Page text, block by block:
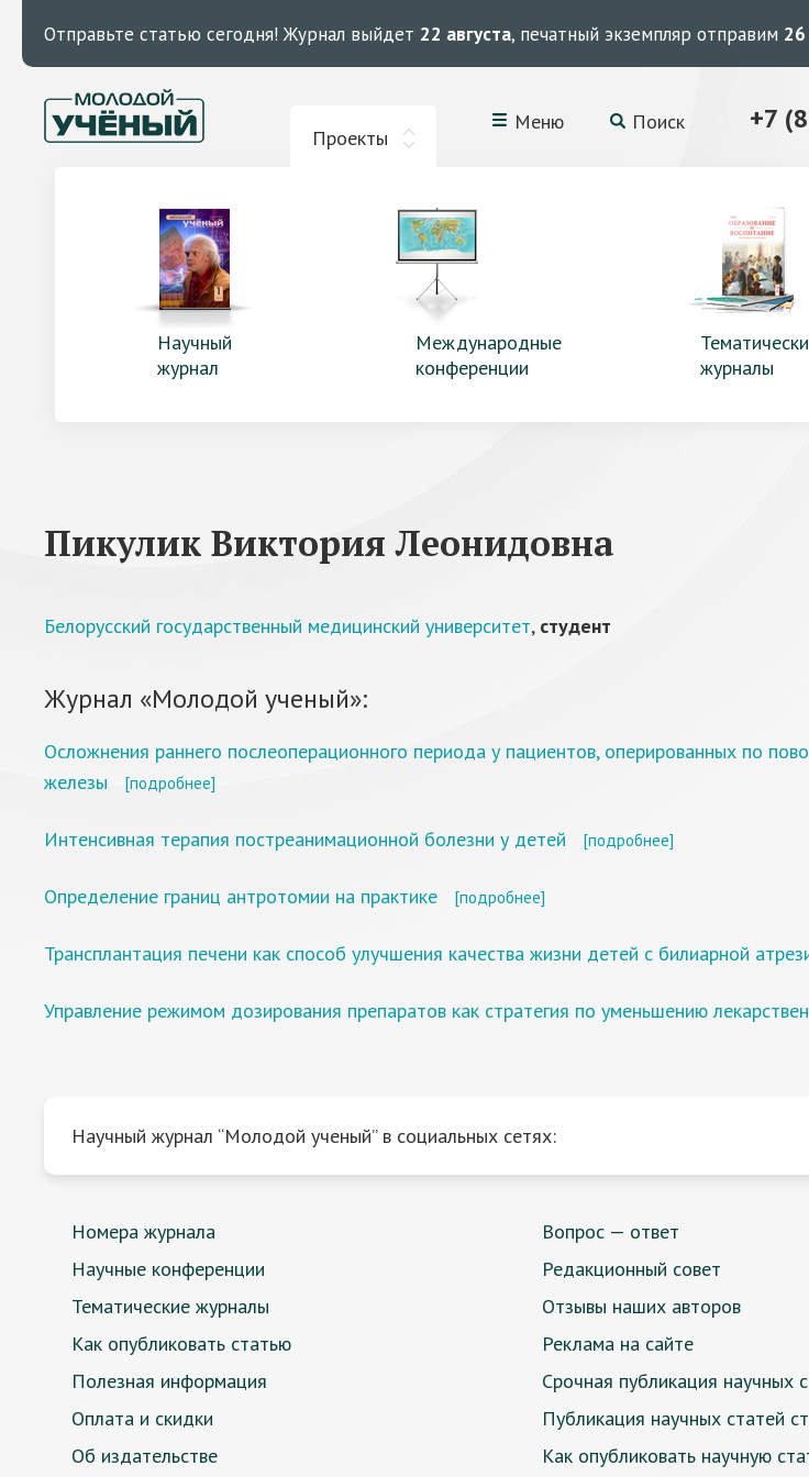
Отправьте статью сегодня! Журнал выйдет 22 августа, печатный экземпляр отправим 26
Проекты
Меню Поиск +7
Научный
журнал
Международные
конференции
журналы
Пикулик Виктория Леонидовна
Белорусский государственный медицинский университет, студент
Журнал «Молодой ученый»:
Осложнения раннего послеоперационного периода у пациентов, оперированных по
железы
[подробнее]
Интенсивная терапия постреанимационной болезни у детей [подробнее]
Определение границ антротомии на практике [подробнее]
Трансплантация печени как способ улучшения качества жизни детей с билиарной
Управление режимом дозирования препаратов как стратегия по уменьшению
Научный журнал “Молодой ученый” в социальных сетях:
Номера журнала
Научные конференции
Тематические журналы
Как опубликовать статью
Полезная информация
Оплата и скидки
Об издательстве
Вопрос — ответ
Редакционный совет
Отзывы наших авторов
Реклама на сайте
Срочная публикация научных
Публикация научных статей
Как опубликовать научную